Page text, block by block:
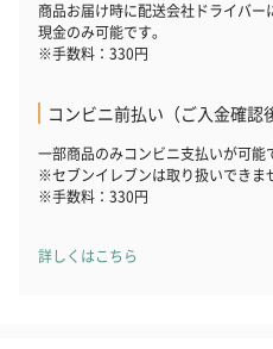
キャンドル・お香
商品お届け時に配送会社ドライバ
現金のみ可能です。
※手数料：330円
コンビニ前払い（ご入金確認
一部商品のみコンビニ支払いが可能
※セブンイレブンは取り扱いできま
※手数料：330円
詳しくはこちら